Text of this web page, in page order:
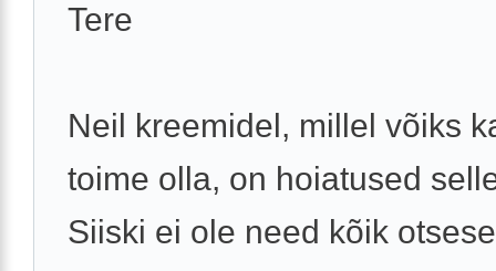
Tere
Neil kreemidel, millel võiks
toime olla, on hoiatused
Siiski ei ole need kõik